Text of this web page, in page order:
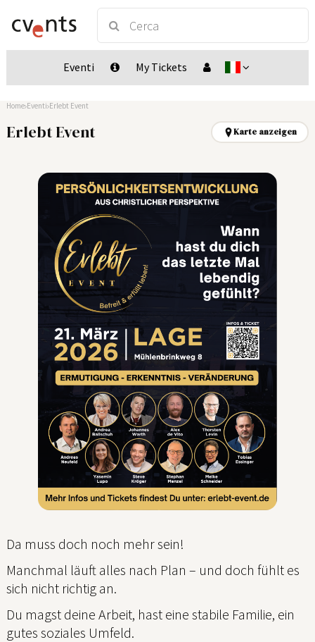
Eventi My Tickets
Home Eventi Erlebt Event
Erlebt Event Karte anzeigen
Da muss doch noch mehr sein!
Manchmal läuft alles nach Plan – und doch fühlt es
sich nicht richtig an.
Du magst deine Arbeit, hast eine stabile Familie, ein
gutes soziales Umfeld.